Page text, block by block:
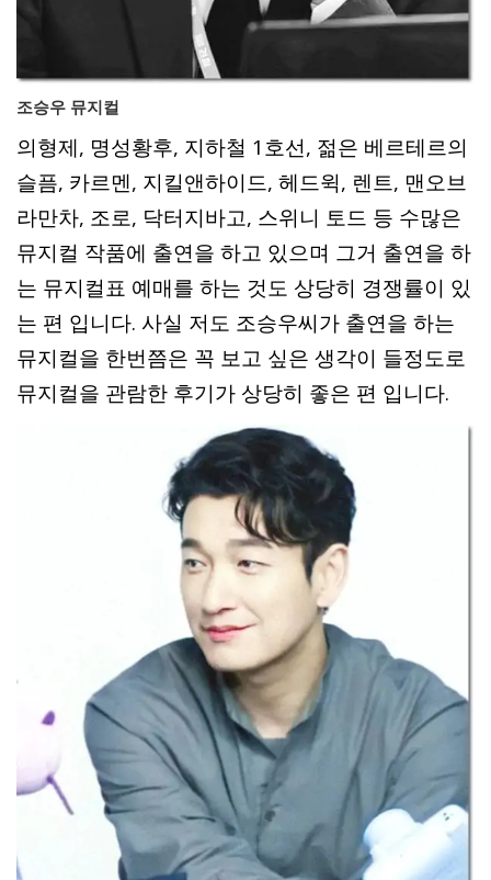
조승우 뮤지컬
의형제, 명성황후, 지하철 1호선, 젊은 베르테르의
슬픔, 카르멘, 지킬앤하이드, 헤드윅, 렌트, 맨오브
라만차, 조로, 닥터지바고, 스위니 토드 등 수많은
뮤지컬 작품에 출연을 하고 있으며 그거 출연을 하
는 뮤지컬표 예매를 하는 것도 상당히 경쟁률이 있
는 편 입니다. 사실 저도 조승우씨가 출연을 하는
뮤지컬을 한번쯤은 꼭 보고 싶은 생각이 들정도로
뮤지컬을 관람한 후기가 상당히 좋은 편 입니다.